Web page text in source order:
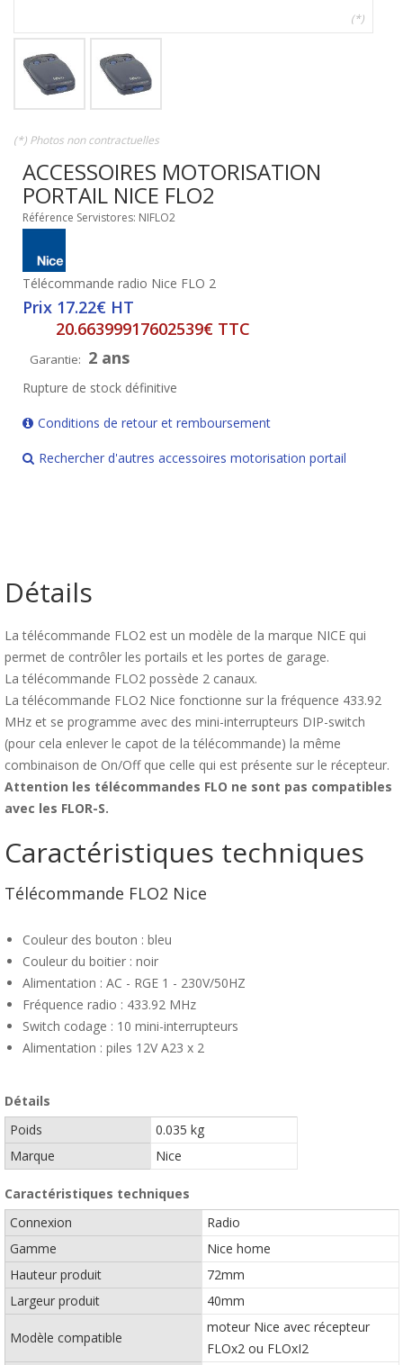
(*)
(*) Photos non contractuelles
ACCESSOIRES MOTORISATION
PORTAIL NICE FLO2
Référence Servistores: NIFLO2
Télécommande radio Nice FLO 2
Prix 17.22€ HT
20.66399917602539€ TTC
Garantie: 2 ans
Rupture de stock définitive
Conditions de retour et remboursement
Rechercher d'autres accessoires motorisation portail
Détails
La télécommande FLO2 est un modèle de la marque NICE qui
permet de contrôler les portails et les portes de garage.
La télécommande FLO2 possède 2 canaux.
La télécommande FLO2 Nice fonctionne sur la fréquence 433.92
MHz et se programme avec des mini-interrupteurs DIP-switch
(pour cela enlever le capot de la télécommande) la même
combinaison de On/Off que celle qui est présente sur le récepteur.
Attention les télécommandes FLO ne sont pas compatibles
avec les FLOR-S.
Caractéristiques techniques
Télécommande FLO2 Nice
Couleur des bouton : bleu
Couleur du boitier : noir
Alimentation : AC - RGE 1 - 230V/50HZ
Fréquence radio : 433.92 MHz
Switch codage : 10 mini-interrupteurs
Alimentation : piles 12V A23 x 2
Détails
Poids
0.035 kg
Marque
Nice
Caractéristiques techniques
Connexion
Radio
Gamme
Nice home
Hauteur produit
72mm
Largeur produit
40mm
Modèle compatible
moteur Nice avec récepteur
FLOx2 ou FLOxI2